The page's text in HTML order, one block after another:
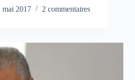
mai 2017 2 commentaires